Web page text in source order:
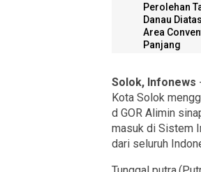
Perolehan
Danau
Area
Panjang
Solok, Infonews
Kota Solok
d GOR Alimin
masuk di Sistem
dari seluruh